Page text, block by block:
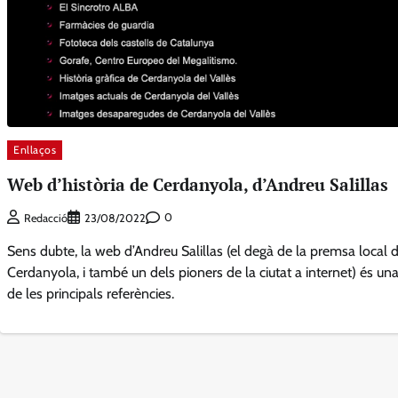
Enllaços
Web d’història de Cerdanyola, d’Andreu Salillas
Redacció 23/08/2022 0
Sens dubte, la web d’Andreu Salillas (el degà de la premsa local
Cerdanyola, i també un dels pioners de la ciutat a internet) és una
de les principals referències.